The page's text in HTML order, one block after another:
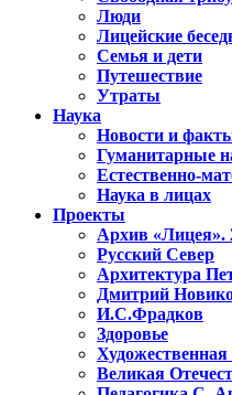
Люди
Лицейские
Семья и дети
Путешествие
Утраты
Наука
Новости и
Гуманитарные
Естественно-
Наука в лицах
Проекты
Архив «Лицея».
Русский Север
Архитектура
Дмитрий
И.С.Фрадков
Здоровье
Великая